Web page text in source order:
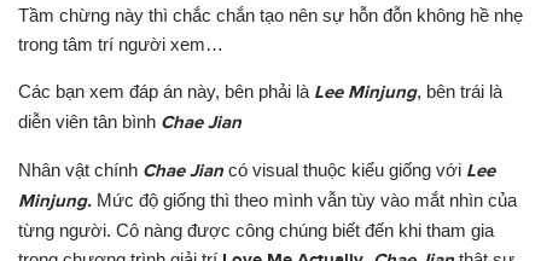
Tầm chừng này thì chắc chắn tạo nên sự hỗn đỗn không hề nhẹ
trong tâm trí người xem…
Các bạn xem đáp án này, bên phải làLee Minjung, bên trái là
diễn viên tân bình Chae Jian
Nhân vật chính Chae Jian có visual thuộc kiểu giống với Lee
Minjung. Mức độ giống thì theo mình vẫn tùy vào mắt nhìn của
từng người. Cô nàng được công chúng biết đến khi tham gia